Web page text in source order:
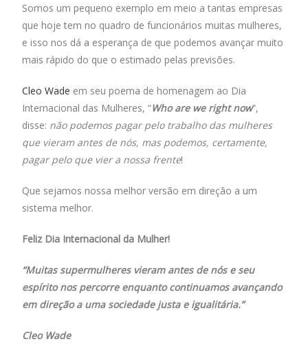
Somos um pequeno exemplo em meio a tantas empresas
que hoje tem no quadro de funcionários muitas mulheres,
e isso nos dá a esperança de que podemos avançar muito
mais rápido do que o estimado pelas previsões.
Cleo Wade em seu poema de homenagem ao Dia
Internacional das Mulheres, “Who are we right now”,
disse: não podemos pagar pelo trabalho das mulheres
que vieram antes de nós, mas podemos, certamente,
pagar pelo que vier a nossa frente!
Que sejamos nossa melhor versão em direção a um
sistema melhor.
Feliz Dia Internacional da Mulher!
“Muitas supermulheres vieram antes de nós e seu
espírito nos percorre enquanto continuamos avançando
em direção a uma sociedade justa e igualitária.”
Cleo Wade